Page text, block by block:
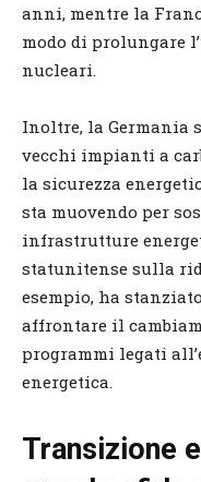
anni, mentre la
modo di prolungare
nucleari.
Inoltre, la Germania
vecchi impianti a
la sicurezza
sta muovendo per
infrastrutture
statunitense sulla
esempio, ha
affrontare il
programmi legati
energetica.
Transizione